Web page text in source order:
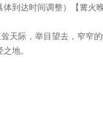
到达时间调整）【篝火晚
天际，举目望去，窄窄
地。